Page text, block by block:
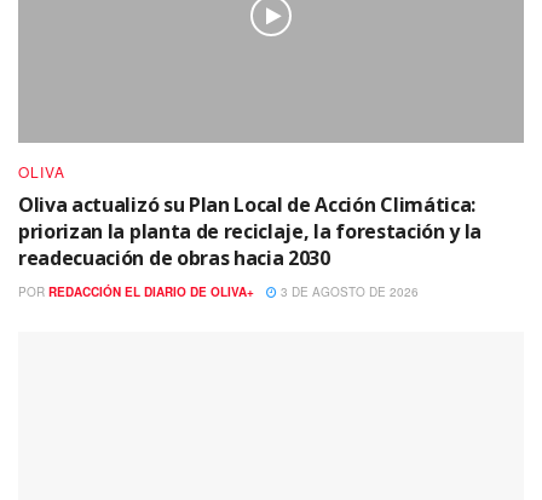
OLIVA
Oliva actualizó su Plan Local de Acción Climática:
priorizan la planta de reciclaje, la forestación y la
readecuación de obras hacia 2030
POR REDACCIÓN EL DIARIO DE OLIVA+ 3 DE AGOSTO DE 2026